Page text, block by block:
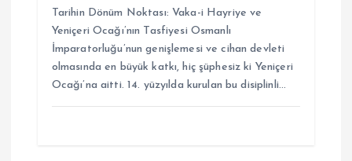
Tarihin Dönüm Noktası: Vaka-i Hayriye ve
Yeniçeri Ocağı’nın Tasfiyesi Osmanlı
İmparatorluğu’nun genişlemesi ve cihan devleti
olmasında en büyük katkı, hiç şüphesiz ki Yeniçeri
Ocağı’na aitti. 14. yüzyılda kurulan bu disiplinli…